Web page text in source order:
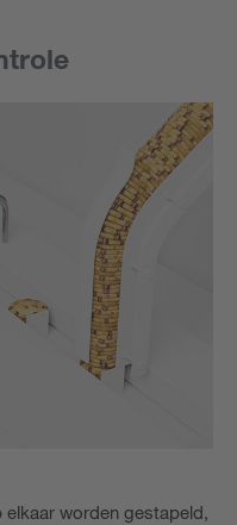
worden gestapeld,